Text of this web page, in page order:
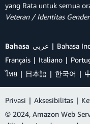
yang Rata untuk semua
Veteran / Identitas
Bahasa عربي Bahasa
Français
Italiano
ไทย
日本語 한국어
Privasi | Aksesibilitas |
© 2024, Amazon Web